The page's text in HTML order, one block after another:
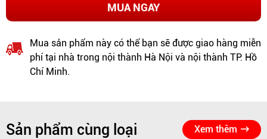
MUA NGAY
Mua sản phẩm này có thể bạn sẽ được giao hàng miễn
phí tại nhà trong nội thành Hà Nội và nội thành TP. Hồ
Chí Minh.
Sản phẩm cùng loại Xem thêm